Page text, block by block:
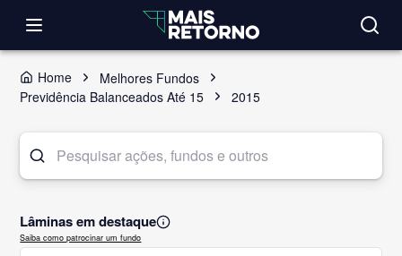
Home
Melhores Fundos
Previdência Balanceados Até 15
2015
Lâminas em destaque
Saiba como patrocinar um fundo